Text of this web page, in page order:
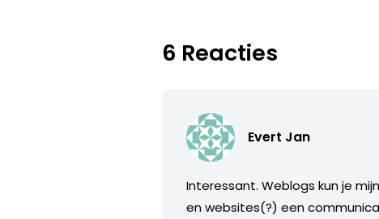
6 Reacties
Evert Jan
Interessant. Weblogs kun je
en websites(?) een